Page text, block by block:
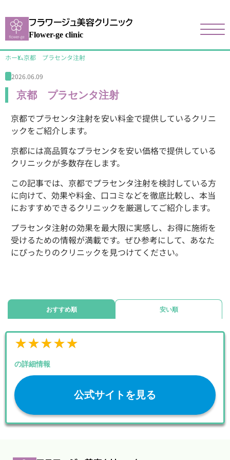
フラワージュ美容クリニック
Flower-ge clinic
ホーム京都 プラセンタ注射
2026.06.09
京都 プラセンタ注射
京都でプラセンタ注射を安い料金で提供しているクリニ
ックをご紹介します。
京都には高品質なプラセンタを安い価格で提供している
クリニックが多数存在します。
この記事では、京都でプラセンタ注射を検討している方
に向けて、効果や料金、口コミなどを徹底比較し、本当
におすすめできるクリニックを厳選してご紹介します。
プラセンタ注射の効果を最大限に実感し、お得に施術を
受けるための情報が満載です。ぜひ参考にして、あなた
にぴったりのクリニックを見つけてください。
おすすめ順 安い順
★★★★★
★★★★★
の詳細情報
公式サイトを見る